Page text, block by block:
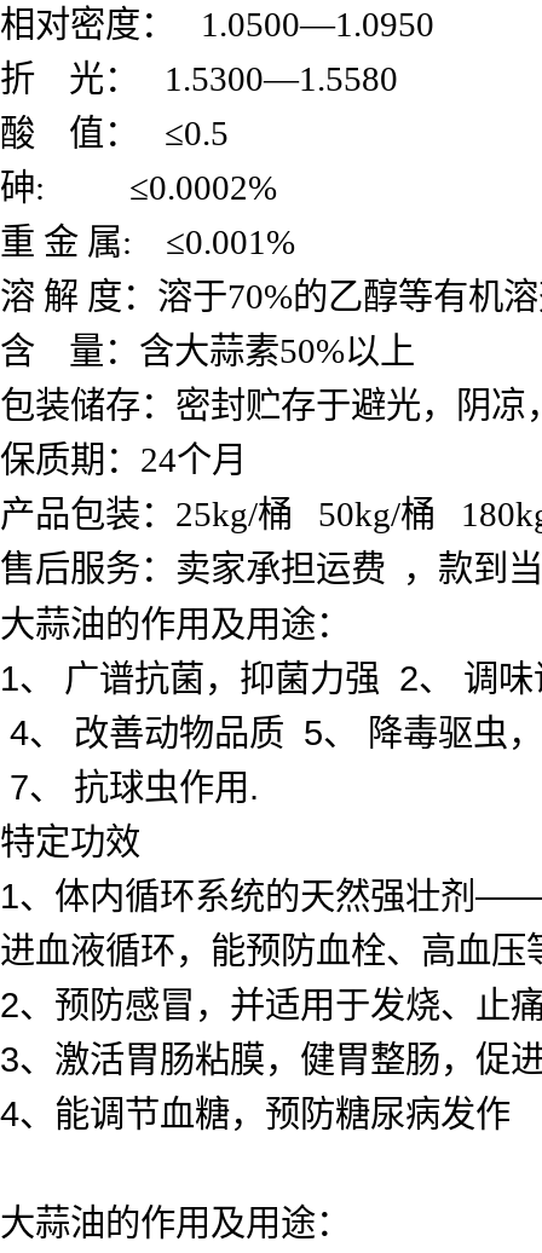
相对密度：
1.0500—
折
光： 1.5300—1.5580
酸
值： ≤0.5
砷: ≤0.0002%
重 金 属: ≤0.001%
溶 解 度：溶于70%的乙醇等有机
含
量：含大蒜素50%以上
包装储存：密封贮存于避光，阴
保质期：24个月
产品包装：25kg/桶 50kg/桶
售后服务：卖家承担运费 ，款到
大蒜油的作用及用途：
1、 广谱抗菌，抑菌力强 2、 调
4、 改善动物品质 5、 降毒驱虫
7、 抗球虫作用.
特定功效
1、体内循环系统的天然强壮剂
进血液循环，能预防血栓、高血压
2、预防感冒，并适用于发烧、止
3、激活胃肠粘膜，健胃整肠，促
4、能调节血糖，预防糖尿病发作
大蒜油的作用及用途：